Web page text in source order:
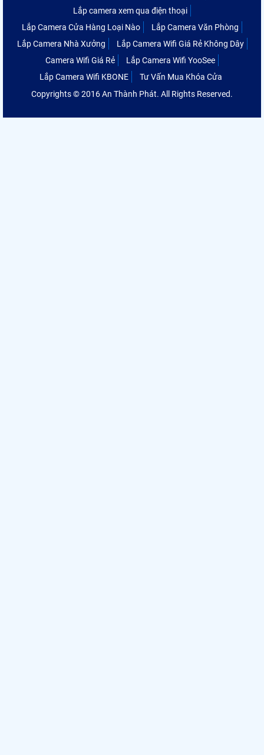
Lắp camera xem qua điện thoại
Lắp Camera Cửa Hàng Loại Nào
Lắp Camera Văn Phòng
Lắp Camera Nhà Xưởng
Lắp Camera Wifi Giá Rẻ Không Dây
Camera Wifi Giá Rẻ
Lắp Camera Wifi YooSee
Lắp Camera Wifi KBONE
Tư Vấn Mua Khóa Cửa
Copyrights © 2016 An Thành Phát. All Rights Reserved.